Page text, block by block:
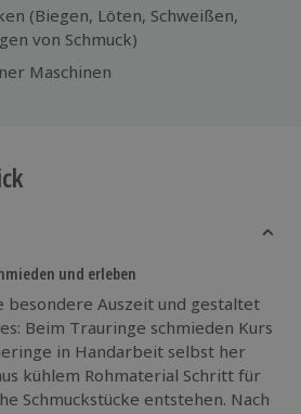
(Biegen, Löten, Schweißen,
von Schmuck)
Maschinen
und erleben
besondere Auszeit und gestaltet
Beim Trauringe schmieden Kurs
in Handarbeit selbst her
kühlem Rohmaterial Schritt für
Schmuckstücke entstehen. Nach